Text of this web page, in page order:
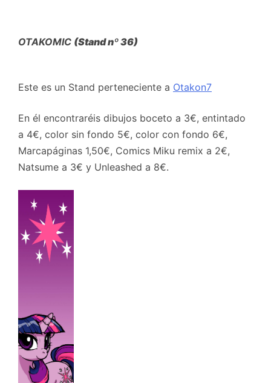
OTAKOMIC (Stand nº 36)
Este es un Stand perteneciente a Otakon7
En él encontraréis dibujos boceto a 3€, entintado
a 4€, color sin fondo 5€, color con fondo 6€,
Marcapáginas 1,50€, Comics Miku remix a 2€,
Natsume a 3€ y Unleashed a 8€.